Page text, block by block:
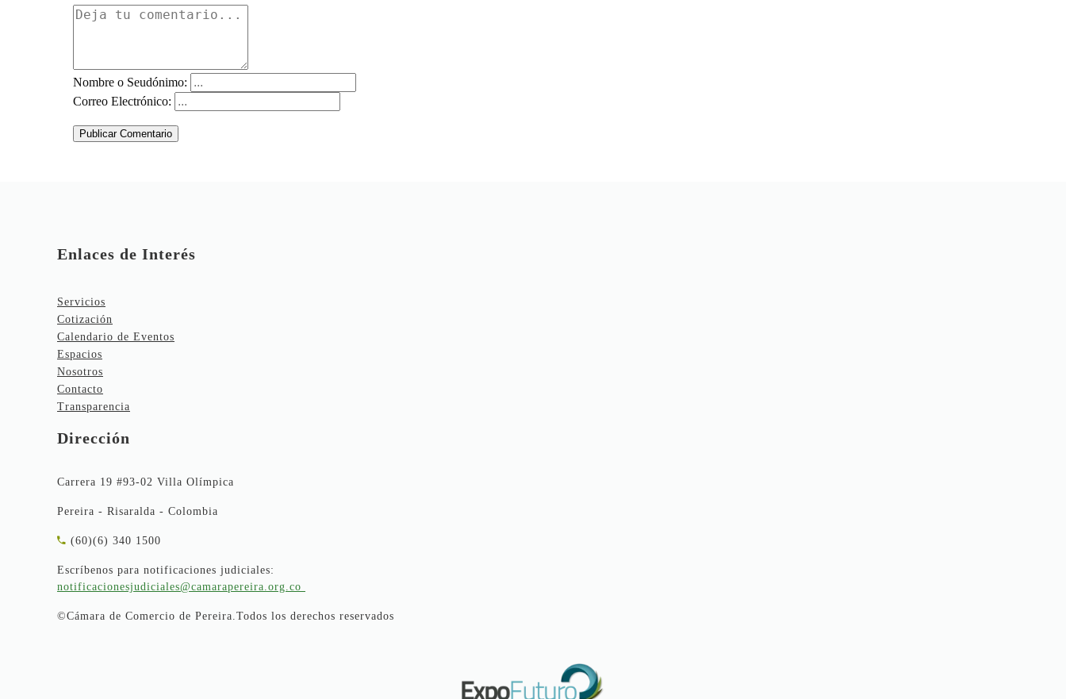
Nombre o Seudónimo:
Correo Electrónico:
Publicar Comentario
Enlaces de Interés
Servicios
Cotización
Calendario de Eventos
Espacios
Nosotros
Contacto
Transparencia
Dirección
Carrera 19 #93-02 Villa Olímpica
Pereira - Risaralda - Colombia
(60)(6) 340 1500
Escríbenos para notificaciones judiciales:
notificacionesjudiciales@camarapereira.org.co
©Cámara de Comercio de Pereira.Todos los derechos reservados